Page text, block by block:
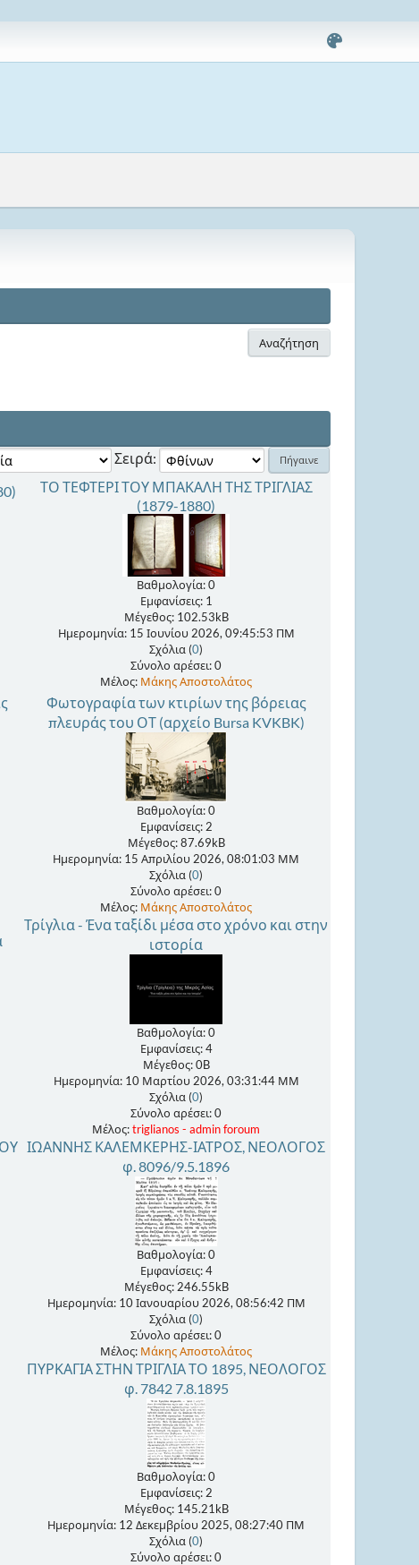
Αναζήτηση
Σειρά:
ΤΟ ΤΕΦΤΕΡΙ ΤΟΥ ΜΠΑΚΑΛΗ ΤΗΣ ΤΡΙΓΛΙΑΣ
(1879-1880)
Βαθμολογία: 0
Εμφανίσεις: 1
Μέγεθος: 102.53kB
Ημερομηνία: 15 Ιουνίου 2026, 09:45:53 ΠΜ
Σχόλια (0)
Σύνολο αρέσει: 0
Μέλος: Μάκης Αποστολάτος
Φωτογραφία των κτιρίων της βόρειας
πλευράς του ΟΤ (αρχείο Bursa KVKBK)
Βαθμολογία: 0
Εμφανίσεις: 2
Μέγεθος: 87.69kB
Ημερομηνία: 15 Απριλίου 2026, 08:01:03 ΜΜ
Σχόλια (0)
Σύνολο αρέσει: 0
Μέλος: Μάκης Αποστολάτος
Τρίγλια - Ένα ταξίδι μέσα στο χρόνο και στην
ιστορία
Βαθμολογία: 0
Εμφανίσεις: 4
Μέγεθος: 0B
Ημερομηνία: 10 Μαρτίου 2026, 03:31:44 ΜΜ
Σχόλια (0)
Σύνολο αρέσει: 0
Μέλος:triglianos - admin foroum
ΙΩΑΝΝΗΣ ΚΑΛΕΜΚΕΡΗΣ-ΙΑΤΡΟΣ, ΝΕΟΛΟΓΟΣ
φ. 8096/9.5.1896
Βαθμολογία: 0
Εμφανίσεις: 4
Μέγεθος: 246.55kB
Ημερομηνία: 10 Ιανουαρίου 2026, 08:56:42 ΠΜ
Σχόλια (0)
Σύνολο αρέσει: 0
Μέλος: Μάκης Αποστολάτος
ΠΥΡΚΑΓΙΑ ΣΤΗΝ ΤΡΙΓΛΙΑ ΤΟ 1895, ΝΕΟΛΟΓΟΣ
φ. 7842 7.8.1895
Βαθμολογία: 0
Εμφανίσεις: 2
Μέγεθος: 145.21kB
Ημερομηνία: 12 Δεκεμβρίου 2025, 08:27:40 ΠΜ
Σχόλια (0)
Σύνολο αρέσει: 0